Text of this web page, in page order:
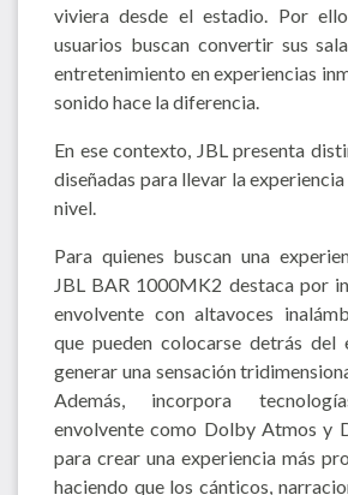
viviera desde el estadio. Por
usuarios buscan convertir sus
entretenimiento en experiencias
sonido hace la diferencia.
En ese contexto, JBL presenta
diseñadas para llevar la
nivel.
Para quienes buscan una
JBL BAR 1000MK2 destaca por
envolvente con altavoces
que pueden colocarse detrás del
generar una sensación
Además, incorpora
envolvente como Dolby Atmos y
para crear una experiencia más
haciendo que los cánticos,